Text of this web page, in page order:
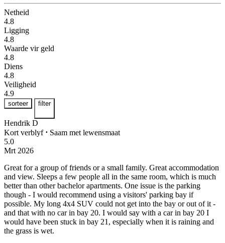
Netheid
4.8
Ligging
4.8
Waarde vir geld
4.8
Diens
4.8
Veiligheid
4.9
sorteer filter
Hendrik D
Kort verblyf ⋅ Saam met lewensmaat
5.0
Mrt 2026
Great for a group of friends or a small family. Great accommodation
and view. Sleeps a few people all in the same room, which is much
better than other bachelor apartments. One issue is the parking
though - I would recommend using a visitors' parking bay if
possible. My long 4x4 SUV could not get into the bay or out of it -
and that with no car in bay 20. I would say with a car in bay 20 I
would have been stuck in bay 21, especially when it is raining and
the grass is wet.